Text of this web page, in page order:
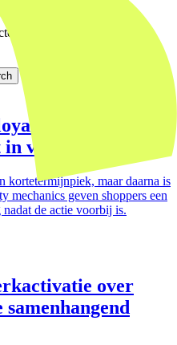
het Livewall team over
loyaliteit en
vaste klanten
kortetermijnpiek, maar daarna is
mechanics geven shoppers een
de actie voorbij is.
over